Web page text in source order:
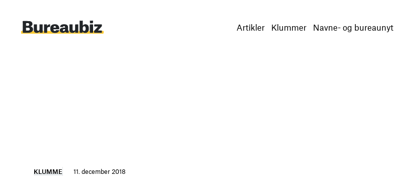
indhold
Artikler Klummer Navne- og bureaunyt
KLUMME 11. december 2018